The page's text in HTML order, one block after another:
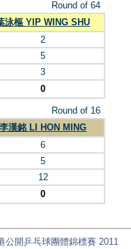
Round of 64
泳樞 YIP WING SHU
2
5
3
0
Round of 16
李漢銘 LI HON MING
6
5
12
0
公開乒乓球團體錦標賽 2011